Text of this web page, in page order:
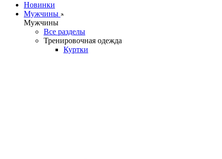
Новинки
Мужчины
Мужчины
Все разделы
Тренировочная одежда
Куртки